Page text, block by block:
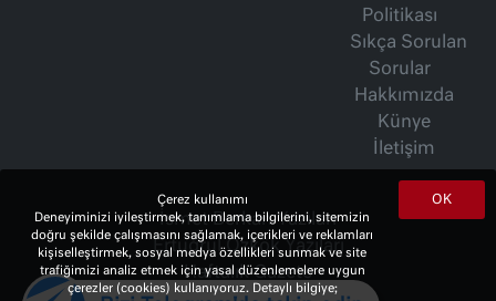
Politikası
Sıkça Sorulan
Sorular
Hakkımızda
Künye
İletişim
İsmet Berkan Yazıları
Ertuğrul Özkök Yazıları
Haftalık Gazete
OK
Çerez kullanımı
Deneyiminizi iyileştirmek, tanımlama bilgilerini, sitemizin
doğru şekilde çalışmasını sağlamak, içerikleri ve reklamları
kişiselleştirmek, sosyal medya özellikleri sunmak ve site
trafiğimizi analiz etmek için yasal düzenlemelere uygun
çerezler (cookies) kullanıyoruz. Detaylı bilgiye;